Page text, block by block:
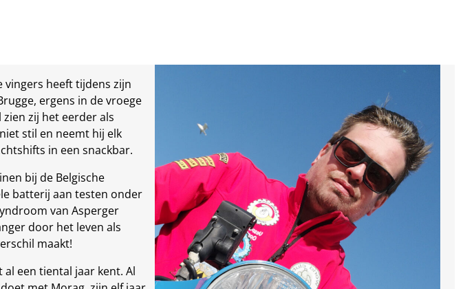
heeft tijdens zijn
ergens in de vroege
zij het eerder als
stil en neemt hij elk
in een snackbar.
bij de Belgische
batterij aan testen onder
van Asperger
door het leven als
maakt!
een tiental jaar kent. Al